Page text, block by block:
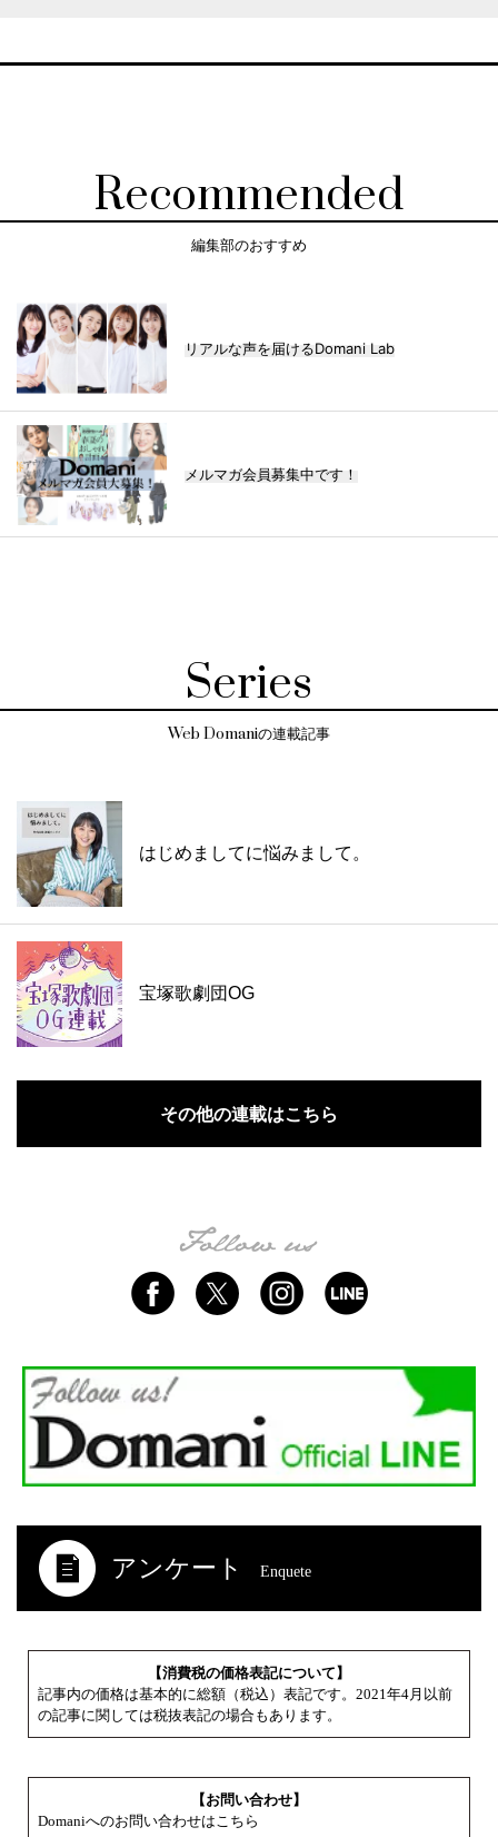
Recommended
編集部のおすすめ
リアルな声を届けるDomani Lab
メルマガ会員募集中です！
Series
Web Domaniの連載記事
はじめましてに悩みまして。
宝塚歌劇団OG
その他の連載はこちら
アンケート Enquete
【消費税の価格表記について】
記事内の価格は基本的に総額（税込）表記です。2021年4月以前
の記事に関しては税抜表記の場合もあります。
【お問い合わせ】
Domaniへのお問い合わせはこちら